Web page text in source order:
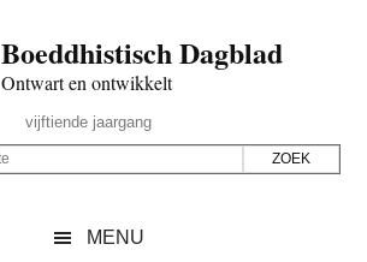
Boeddhistisch Dagblad
Ontwart en ontwikkelt
vijftiende jaargang
MENU